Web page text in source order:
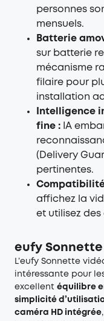
personnes
mensuels.
Batterie
sur batterie
mécanisme
filaire pour
installation
Intelligence
fine : IA
(Delivery
pertinentes.
affichez la
et utilisez
eufy Sonnette
L’eufy Sonnette
intéressante pour
excellent équilibre
simplicité
caméra HD intégrée